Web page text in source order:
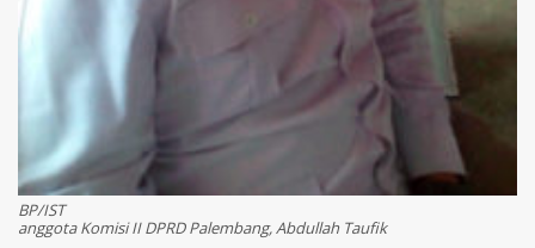
BP/IST
anggota Komisi II DPRD Palembang, Abdullah Taufik